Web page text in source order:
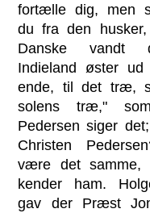
fortælle dig, men
du fra den
Danske vandt
Indieland øster ud
ende, til det træ,
solens træ,"
Pedersen siger
Christen
være det samme,
kender ham.
gav der Præst